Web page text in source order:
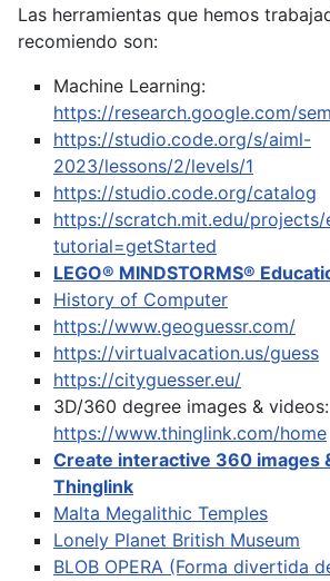
Las herramientas que hemos
recomiendo son:
Machine Learning:
https://research.google.com/
https://studio.code.org/s/aiml-
2023/lessons/2/levels/1
https://studio.code.org/catalog
https://scratch.mit.edu/projects/
tutorial=getStarted
LEGO® MINDSTORMS®
History of Computer
https://www.geoguessr.com/
https://virtualvacation.us/guess
https://cityguesser.eu/
3D/360 degree images & videos:
https://www.thinglink.com/home
Create interactive 360 images
Thinglink
Malta Megalithic Temples
Lonely Planet British Museum
BLOB OPERA (Forma divertida